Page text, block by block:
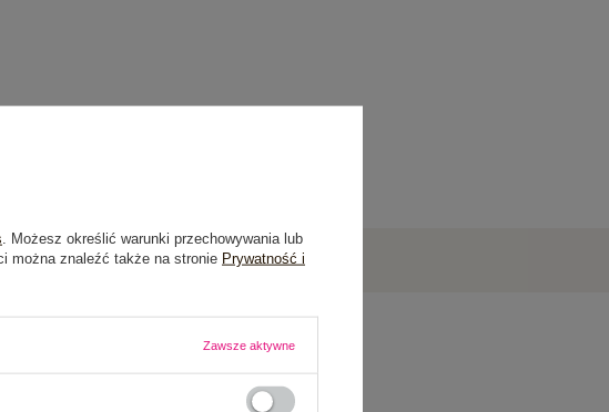
. Możesz określić warunki przechowywania lub
można znaleźć także na stronie Prywatność i
Zawsze aktywne